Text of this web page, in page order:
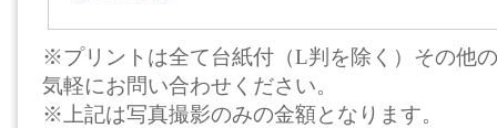
※プリントは全て台紙付（L判を除く）その他
気軽にお問い合わせください。
※上記は写真撮影のみの金額となります。